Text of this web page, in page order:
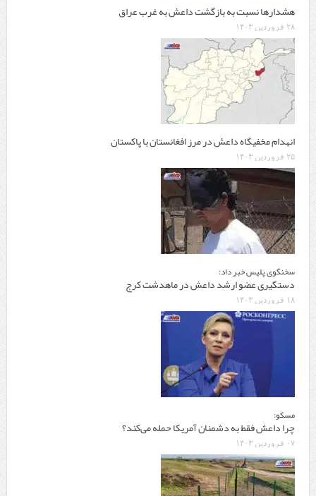
هشدارها نسبت به بازگشت داعش به غرب عراق
۲۸ فروردین ۱۴۰۳
انهدام مخفیگاه داعش در مرز افغانستان با پاکستان
۲۵ فروردین ۱۴۰۳
سخنگوی پلیس خبر داد:
دستگیری عضو ارشد داعش در ماهدشت کرج
۱۸ فروردین ۱۴۰۳
مسکو:
چرا داعش فقط به دشمنان آمریکا حمله می‌کند؟
۰۷ فروردین ۱۴۰۳